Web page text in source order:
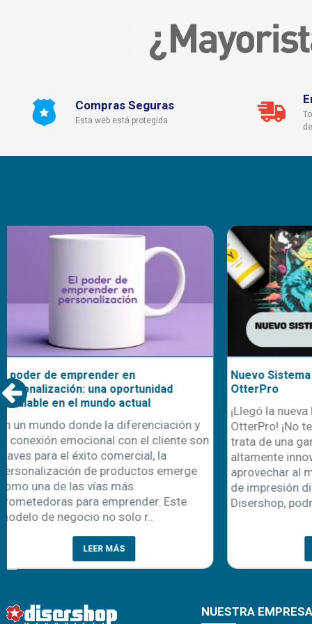
Compras Seguras
Esta web está protegida
Remeras polo Speedway: tu mejor
opción para uniformes de trabajo
En el mundo laboral, la primera
impresión cuenta, y los uniformes
juegan un papel clave en cómo una
empresa se presenta ante sus clientes y
colaboradores. Entre las diferentes
alternativas textiles, las remeras polo
han logrado consolidarse como un c..
LEER MÁS
Nuestra
uniformes
Con la
comienza
recambio de
una
cada año
NUESTRA EMPRESA